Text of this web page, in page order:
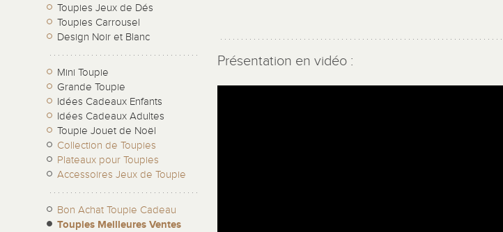
Toupies Jeux de Dés
Toupies Carrousel
Design Noir et Blanc
Mini Toupie
Grande Toupie
Idées Cadeaux Enfants
Idées Cadeaux Adultes
Toupie Jouet de Noël
Collection de Toupies
Plateaux pour Toupies
Accessoires Jeux de Toupie
Bon Achat Toupie Cadeau
Toupies Meilleures Ventes
Présentation en vidéo :